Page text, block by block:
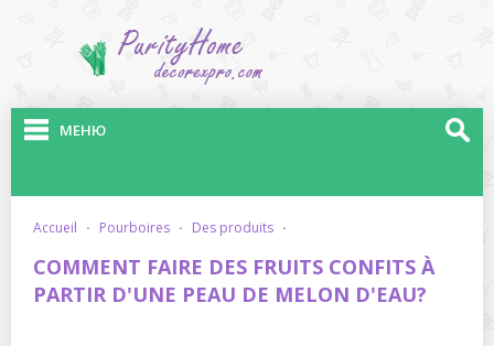
МЕНЮ
accueil · pourboires · des produits ·
COMMENT FAIRE DES FRUITS CONFITS À
PARTIR D'UNE PEAU DE MELON D'EAU?